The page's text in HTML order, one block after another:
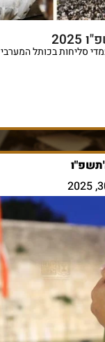
סליחות בכותל המערבי